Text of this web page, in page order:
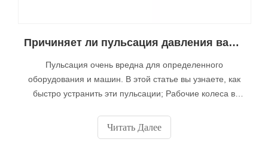
Причиняет ли пульсация давления ваш высокопроизводительный центробежный шламовый насос в Китае?
Пульсация очень вредна для определенного
оборудования и машин. В этой статье вы узнаете, как
быстро устранить эти пульсации; Рабочие колеса в
порядке имеет отдельные лопасти, и два набора
лопастей смещены относительно друг друга.
Читать Далее